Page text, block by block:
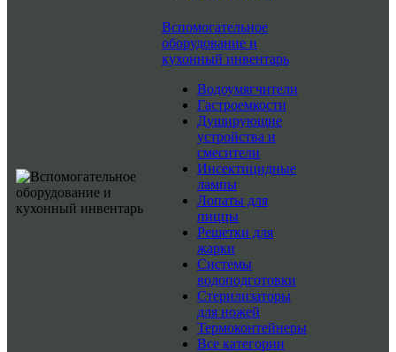
Вспомогательное
оборудование и
кухонный инвентарь
Водоумягчители
Гастроемкости
Душирующие
устройства и
смесители
Инсектицидные
лампы
Лопаты для
пиццы
Решетки для
жарки
Системы
водоподготовки
Стерилизаторы
для ножей
Термоконтейнеры
Все категории